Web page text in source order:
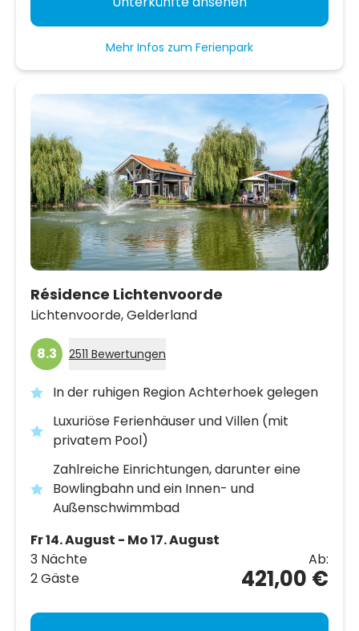
Mehr Infos zum Ferienpark
Résidence Lichtenvoorde
Lichtenvoorde,Gelderland
8.3 2511 Bewertungen
In der ruhigen Region Achterhoek gelegen
Luxuriöse Ferienhäuser und Villen (mit
privatem Pool)
Zahlreiche Einrichtungen, darunter eine
Bowlingbahn und ein Innen- und
Außenschwimmbad
Fr 14. August - Mo 17. August
3 Nächte
2 Gäste
Ab:
421,00 €